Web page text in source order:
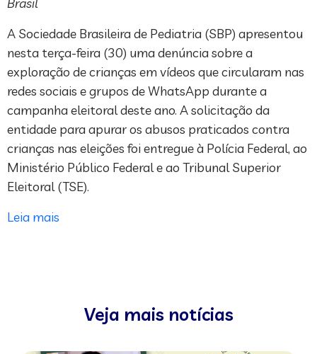
A Sociedade Brasileira de Pediatria (SBP) apresentou
nesta terça-feira (30) uma denúncia sobre a
exploração de crianças em vídeos que circularam nas
redes sociais e grupos de WhatsApp durante a
campanha eleitoral deste ano. A solicitação da
entidade para apurar os abusos praticados contra
crianças nas eleições foi entregue à Polícia Federal, ao
Ministério Público Federal e ao Tribunal Superior
Eleitoral (TSE).
Leia mais
Veja mais notícias